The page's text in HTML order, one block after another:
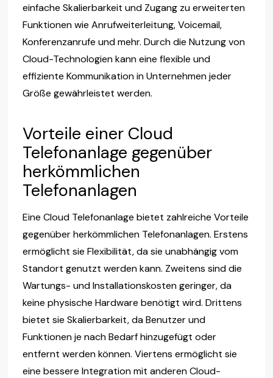
einfache Skalierbarkeit und Zugang zu erweiterten
Funktionen wie Anrufweiterleitung, Voicemail,
Konferenzanrufe und mehr. Durch die Nutzung von
Cloud-Technologien kann eine flexible und
effiziente Kommunikation in Unternehmen jeder
Größe gewährleistet werden.
Vorteile einer Cloud
Telefonanlage gegenüber
herkömmlichen
Telefonanlagen
Eine Cloud Telefonanlage bietet zahlreiche Vorteile
gegenüber herkömmlichen Telefonanlagen. Erstens
ermöglicht sie Flexibilität, da sie unabhängig vom
Standort genutzt werden kann. Zweitens sind die
Wartungs- und Installationskosten geringer, da
keine physische Hardware benötigt wird. Drittens
bietet sie Skalierbarkeit, da Benutzer und
Funktionen je nach Bedarf hinzugefügt oder
entfernt werden können. Viertens ermöglicht sie
eine bessere Integration mit anderen Cloud-